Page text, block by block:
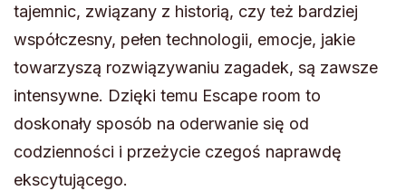
tajemnic, związany z historią, czy też bardziej
współczesny, pełen technologii, emocje, jakie
towarzyszą rozwiązywaniu zagadek, są zawsze
intensywne. Dzięki temu Escape room to
doskonały sposób na oderwanie się od
codzienności i przeżycie czegoś naprawdę
ekscytującego.